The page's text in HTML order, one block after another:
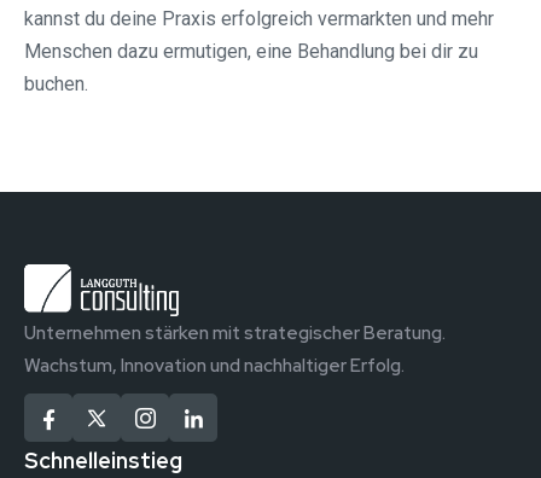
kannst du deine Praxis erfolgreich vermarkten und mehr
Menschen dazu ermutigen, eine Behandlung bei dir zu
buchen.
Unternehmen stärken mit strategischer Beratung.
Wachstum, Innovation und nachhaltiger Erfolg.
Schnelleinstieg